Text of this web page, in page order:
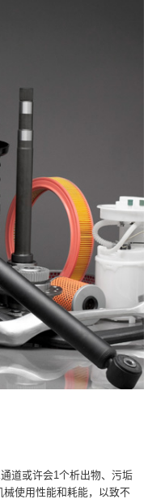
道或许会1个析出物、污垢
使用性能和耗能，以致不